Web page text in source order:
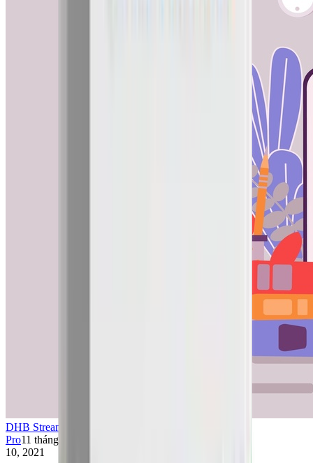
DHB Stream
Pro11 tháng
10, 2021